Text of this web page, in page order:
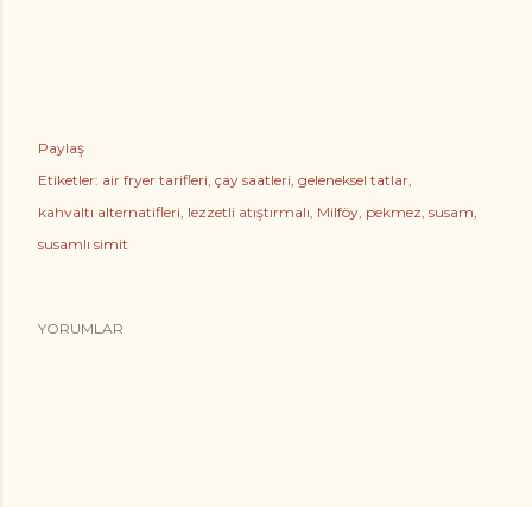
Paylaş
Etiketler: air fryer tarifleri çay saatleri geleneksel tatlar
kahvaltı alternatifleri lezzetli atıştırmalı Milföy pekmez susam
susamlı simit
YORUMLAR